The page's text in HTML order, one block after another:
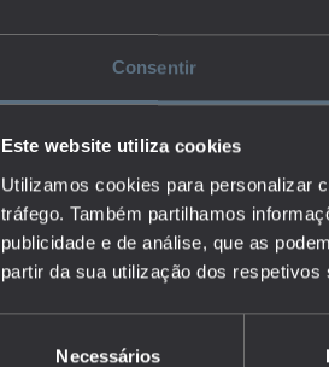
Consentir
Este website utiliza cookies
Utilizamos cookies para personalizar
tráfego. Também partilhamos
publicidade e de análise, que as
partir da sua utilização dos respetivos
Necessários